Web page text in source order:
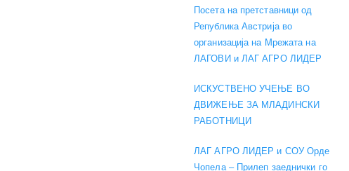
Посета на претставници од
Република Австрија во
организација на Мрежата на
ЛАГОВИ и ЛАГ АГРО ЛИДЕР
ИСКУСТВЕНО УЧЕЊЕ ВО
ДВИЖЕЊЕ ЗА МЛАДИНСКИ
РАБОТНИЦИ
ЛАГ АГРО ЛИДЕР и СОУ Орде
Чопела – Прилеп заеднички го